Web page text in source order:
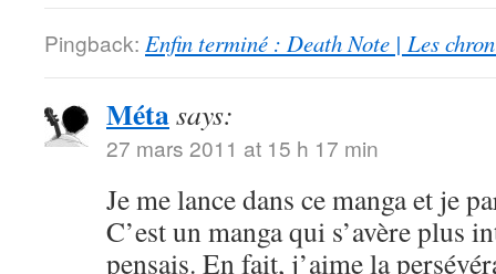
Pingback: Enfin terminé : Death Note | Les
Métasays:
27 mars 2011 at 15 h 17 min
Je me lance dans ce manga et je
C’est un manga qui s’avère plus
pensais. En fait, j’aime la